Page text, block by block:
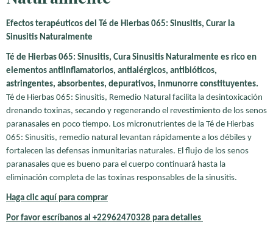
Efectos terapéuticos del Té de Hierbas 065: Sinusitis, Curar la
Sinusitis Naturalmente
Té de Hierbas 065: Sinusitis, Cura Sinusitis Naturalmente es rico en
elementos antiinflamatorios, antialérgicos, antibióticos,
astringentes, absorbentes, depurativos, inmunorre constituyentes.
Té de Hierbas 065: Sinusitis, Remedio Natural facilita la desintoxicación
drenando toxinas, secando y regenerando el revestimiento de los senos
paranasales en poco tiempo. Los micronutrientes de la Té de Hierbas
065: Sinusitis, remedio natural levantan rápidamente a los débiles y
fortalecen las defensas inmunitarias naturales. El flujo de los senos
paranasales que es bueno para el cuerpo continuará hasta la
eliminación completa de las toxinas responsables de la sinusitis.
Haga clic aquí para comprar
Por favor escríbanos al +22962470328 para detalles